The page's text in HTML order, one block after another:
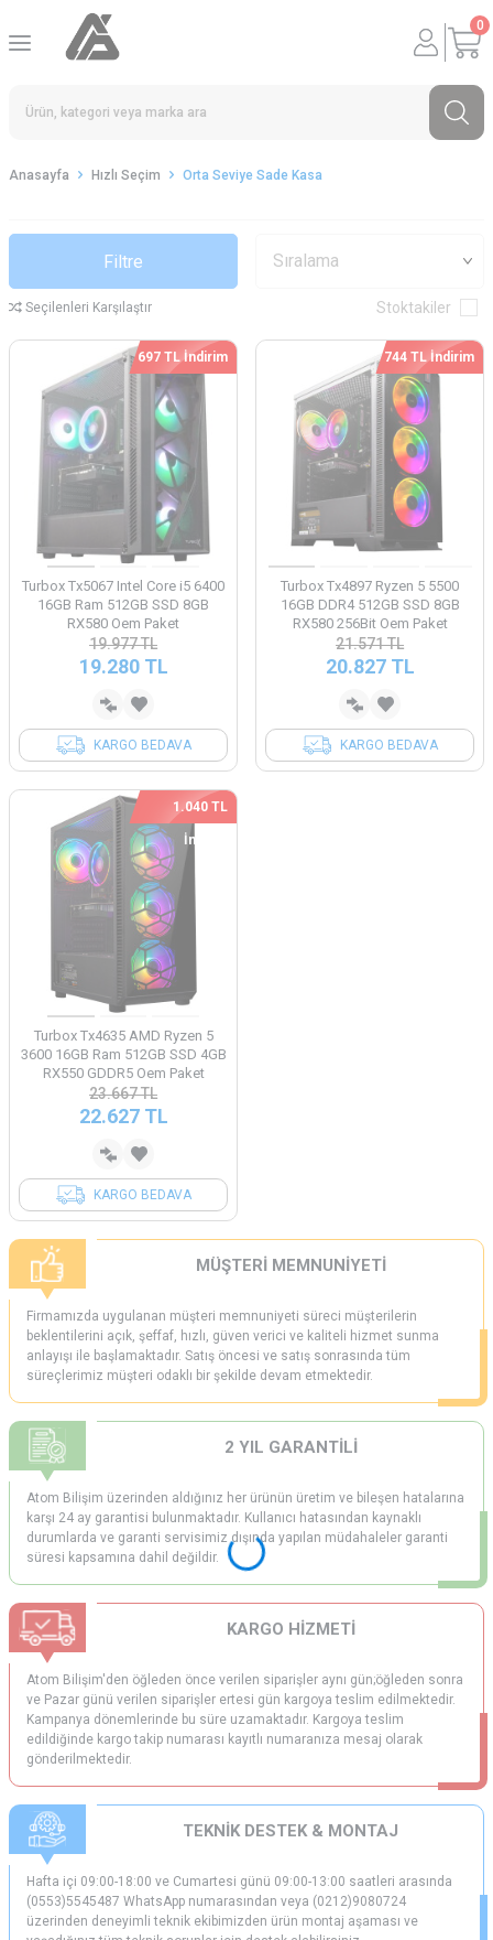
0
Anasayfa Hızlı Seçim Orta Seviye Sade Kasa
Filtre
Stoktakiler
Seçilenleri Karşılaştır
697 TL İndirim
Turbox Tx5067 Intel Core i5 6400
16GB Ram 512GB SSD 8GB
RX580 Oem Paket
19.977TL
19.280TL
KARGO BEDAVA
744 TL İndirim
Turbox Tx4897 Ryzen 5 5500
16GB DDR4 512GB SSD 8GB
RX580 256Bit Oem Paket
21.571TL
20.827TL
KARGO BEDAVA
1.040 TL
İndirim
Turbox Tx4635 AMD Ryzen 5
3600 16GB Ram 512GB SSD 4GB
RX550 GDDR5 Oem Paket
23.667TL
22.627TL
KARGO BEDAVA
MÜŞTERİ MEMNUNİYETİ
Firmamızda uygulanan müşteri memnuniyeti süreci müşterilerin
beklentilerini açık, şeffaf, hızlı, güven verici ve kaliteli hizmet sunma
anlayışı ile başlamaktadır. Satış öncesi ve satış sonrasında tüm
süreçlerimiz müşteri odaklı bir şekilde devam etmektedir.
2 YIL GARANTİLİ
Atom Bilişim üzerinden aldığınız her ürünün üretim ve bileşen hatalarına
karşı 24 ay garantisi bulunmaktadır. Kullanıcı hatasından kaynaklı
durumlarda ve garanti servisimiz dışında yapılan müdahaleler garanti
süresi kapsamına dahil değildir.
KARGO HİZMETİ
Atom Bilişim'den öğleden önce verilen siparişler aynı gün;öğleden sonra
ve Pazar günü verilen siparişler ertesi gün kargoya teslim edilmektedir.
Kampanya dönemlerinde bu süre uzamaktadır. Kargoya teslim
edildiğinde kargo takip numarası kayıtlı numaranıza mesaj olarak
gönderilmektedir.
TEKNİK DESTEK & MONTAJ
Hafta içi 09:00-18:00 ve Cumartesi günü 09:00-13:00 saatleri arasında
(0553)5545487 WhatsApp numarasından veya (0212)9080724
üzerinden deneyimli teknik ekibimizden ürün montaj aşaması ve